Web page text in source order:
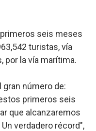
seis meses
turistas, vía
por la vía marítima.
gran número de:
primeros seis
que alcanzaremos
verdadero récord",